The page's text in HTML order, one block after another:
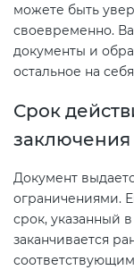
можете быть
своевременно.
документы и
остальное на
Срок
заключения
Документ
ограничениями.
срок, указанный
заканчивается